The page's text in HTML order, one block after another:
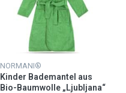
NORMANI®
Kinder Bademantel aus
Bio-Baumwolle „Ljubljana“